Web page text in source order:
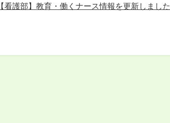
【看護部】教育・働くナース情報を更新しました